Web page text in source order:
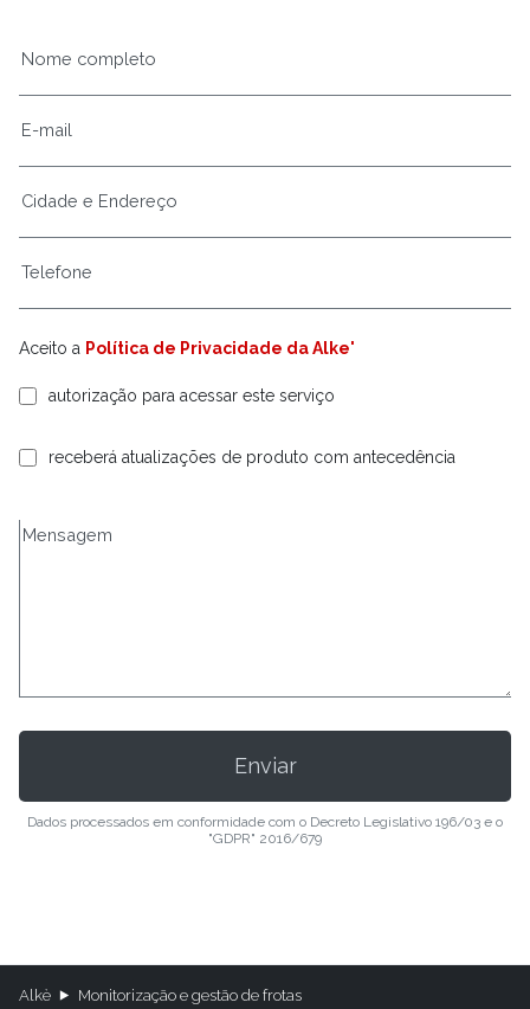
Aceito a Política de Privacidade da Alke'
autorização para acessar este serviço
receberá atualizações de produto com antecedência
Dados processados em conformidade com o Decreto Legislativo 196/03 e o
"GDPR" 2016/679
Alkè Monitorização e gestão de frotas